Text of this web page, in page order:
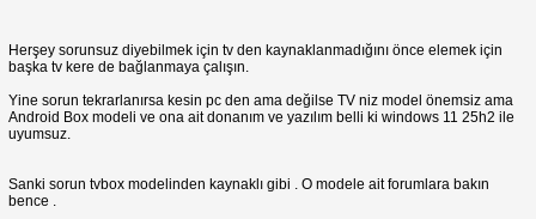
Herşey sorunsuz diyebilmek için tv den kaynaklanmadığını önce elemek için
başka tv kere de bağlanmaya çalışın.
Yine sorun tekrarlanırsa kesin pc den ama değilse TV niz model önemsiz ama
Android Box modeli ve ona ait donanım ve yazılım belli ki windows 11 25h2 ile
uyumsuz.
Sanki sorun tvbox modelinden kaynaklı gibi . O modele ait forumlara bakın
bence .